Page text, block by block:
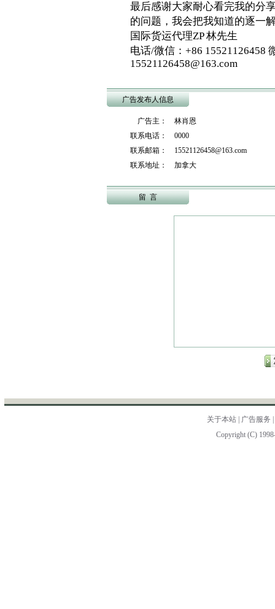
最后感谢大家耐心看完我的分
的问题，我会把我知道的逐一
国际货运代理ZP 林先生
电话/微信：+86 15521126458
15521126458@163.com
广告发布人信息
广告主： 林肖恩
联系电话： 0000
联系邮箱： 15521126458@163.com
联系地址： 加拿大
留 言
关于本站 广告服务
Copyright (C)